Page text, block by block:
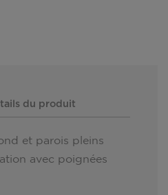
du produit
et parois pleins
avec poignées